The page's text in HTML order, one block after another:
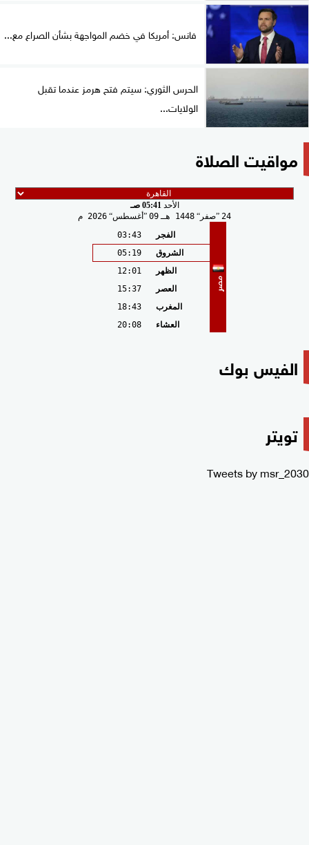
فانس: أمريكا في خضم المواجهة بشأن الصراع مع...
الحرس الثوري: سيتم فتح هرمز عندما تقبل
الولايات...
مواقيت الصلاة
الأحد05:41 صـ
24 صفر 1448 هـ 09 أغسطس 2026 م
مصر
الفجر
03:43
الشروق
05:19
الظهر
12:01
العصر
15:37
المغرب
18:43
العشاء
20:08
الفيس بوك
تويتر
Tweets by msr_2030